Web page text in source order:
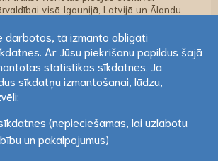
darbotos, tā izmanto obligāti
Ar Jūsu piekrišanu papildus šajā
statistikas sīkdatnes. Ja
Lasīt vairāk
visā Igaunijā, Latvijā un Ālandu
centieni joprojām ir
apdraudot reģiona kopīgo
Projekta mērķis ir izstrādāt,
un ieviest Harmonizētas
rokasgrāmatu zemūdens
identificēšanai, kategorizēšanai,
mantojuma speciālistiem pāri robežām
sadarboties, novērtēt un
šīs vietas, radot spēcīgāku ietvaru
darbotos, tā izmanto obligāti
Ar Jūsu piekrišanu papildus šajā
statistikas sīkdatnes. Ja
sīkdatņu izmantošanai, lūdzu,
(nepieciešamas, lai uzlabotu
un pakalpojumus)